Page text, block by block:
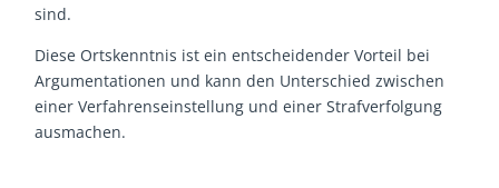
sind.
Diese Ortskenntnis ist ein entscheidender Vorteil bei
Argumentationen und kann den Unterschied zwischen
einer Verfahrenseinstellung und einer Strafverfolgung
ausmachen.